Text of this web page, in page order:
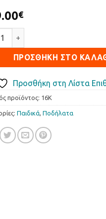
€
ΠΡΟΣΘΉΚΗ ΣΤΟ
Προσθήκη στη Λίστα
προϊόντος: 16Κ
Παιδικά, Ποδήλατα